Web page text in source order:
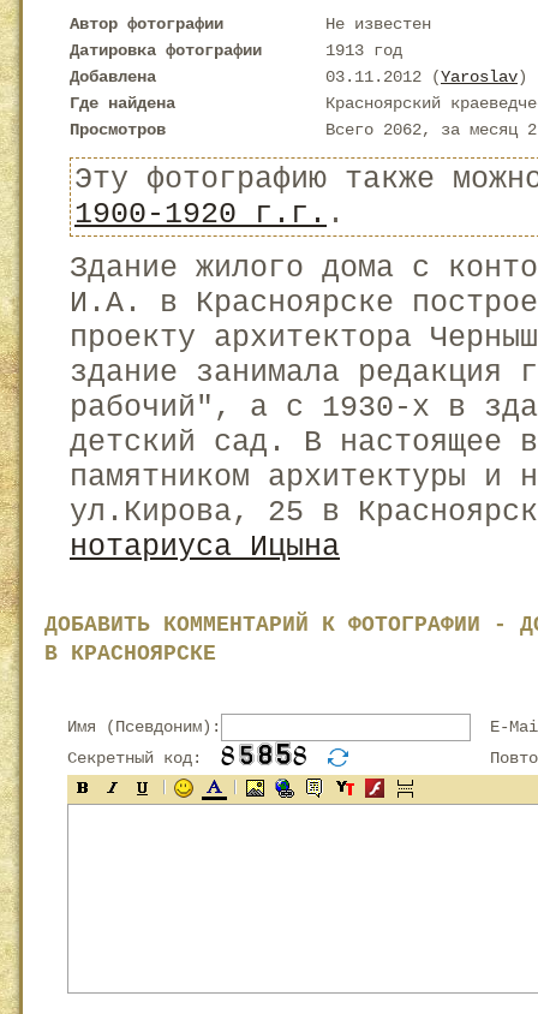
Автор фотографии
Не известен
Датировка фотографии
1913 год
Добавлена
03.11.2012 (Yaroslav)
Где найдена
Красноярский
Просмотров
Всего 2062, за месяц
Эту фотографию также
1900-1920 г.г. .
Здание жилого дома с
И.А. в Красноярске
проекту архитектора
здание занимала редакция
рабочий", а с 1930-х в
детский сад. В настоящее
памятником архитектуры и
ул.Кирова, 25 в
нотариуса Ицына
ДОБАВИТЬ КОММЕНТАРИЙ К ФОТОГРАФИИ -
В КРАСНОЯРСКЕ
Имя (Псевдоним):
E-
Секретный код: